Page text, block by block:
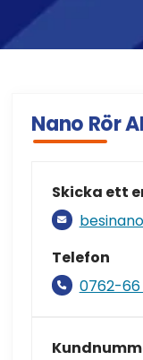
Nano Rör
Skicka ett
Telefon
0762-66